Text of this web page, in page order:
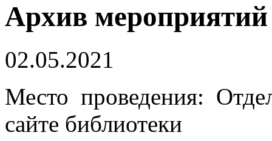
Архив мероприятий
02.05.2021
Место проведения:
сайте библиотеки